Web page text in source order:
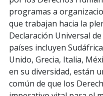
programas a
que trabajan hacia la
Declaración Universal
países incluyen
Unido, Grecia, Italia,
en su diversidad, están
común de que los